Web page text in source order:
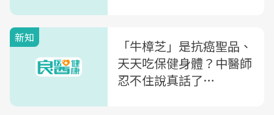
新知
「牛樟芝」是抗癌聖品、
天天吃保健身體？中醫師
忍不住說真話了…